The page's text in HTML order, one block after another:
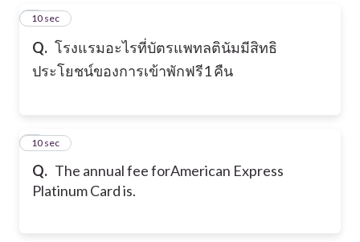
Q. โรงแรมอะไรที่บัตรแพทลตินัมมีสิทธิ
ประโยชน์ของการเข้าพักฟรี1 คืน
110 sec
Q. The annual fee forAmerican Express
Platinum Card is.
210 sec